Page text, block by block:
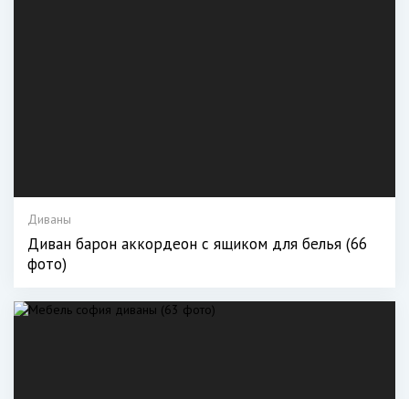
Диваны
Диван барон аккордеон с ящиком для белья (66
фото)